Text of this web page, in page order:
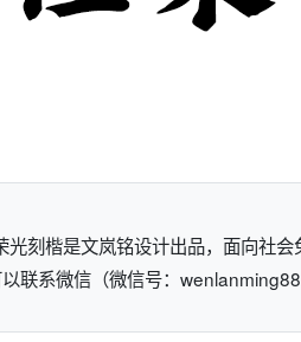
光刻楷是文岚铭设计出品，面向社
联系微信（微信号：